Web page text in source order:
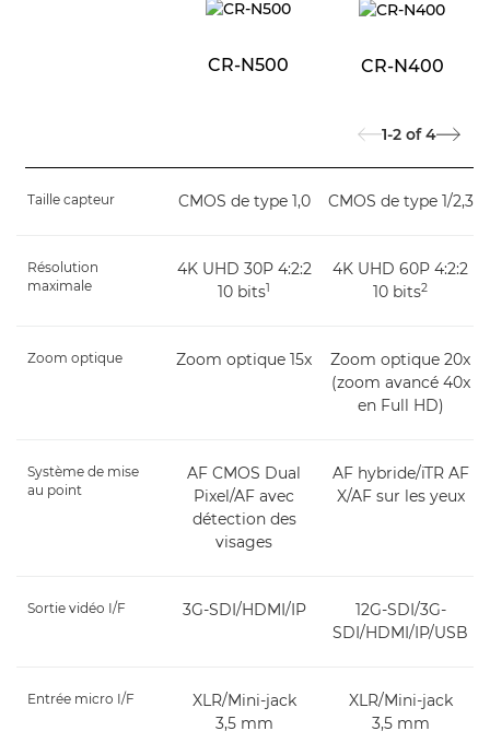
CR-N500 CR-N400
1-2 of 4
Taille capteur CMOS de type 1,0 CMOS de type 1/2,3
Résolution
maximale
4K UHD 30P 4:2:2
10 bits1
4K UHD 60P 4:2:2
10 bits2
Zoom optique Zoom optique 15x
Zoom optique 20x
(zoom avancé 40x
en Full HD)
Système de mise
au point
AF CMOS Dual
Pixel/AF avec
détection des
visages
AF hybride/iTR AF
X/AF sur les yeux
Sortie vidéo I/F 3G-SDI/HDMI/IP
12G-SDI/3G-
SDI/HDMI/IP/USB
Entrée micro I/F
XLR/Mini-jack
3,5 mm
XLR/Mini-jack
3,5 mm